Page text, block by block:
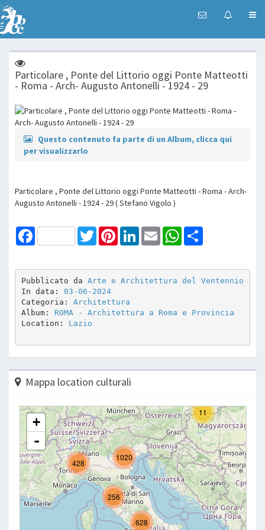
Particolare , Ponte del Littorio oggi Ponte Matteotti
- Roma - Arch- Augusto Antonelli - 1924 - 29
Questo contenuto fa parte di un Album, clicca qui
per visualizzarlo
Particolare , Ponte del Littorio oggi Ponte Matteotti - Roma - Arch-
Augusto Antonelli - 1924 - 29 ( Stefano Vigolo )
Facebook TwitterPinterestLinkedInEmail WhatsApp
Pubblicato da Arte e Architettura del Ventennio
In data: 03-06-2024
Categoria: Architettura
Album: ROMA - Architettura a Roma e Provincia
Location: Lazio
Mappa location culturali